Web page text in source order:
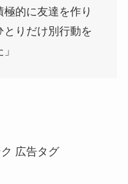
的に友達を作り
りだけ別行動を
広告タグ